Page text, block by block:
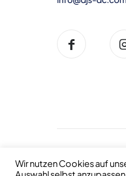
Copyright ©
Wir nutzen Cookies auf